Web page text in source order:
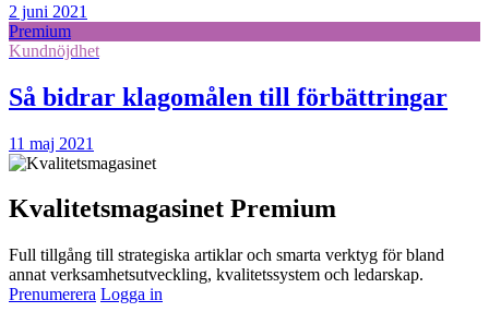
2 juni 2021
Premium
Kundnöjdhet
Så bidrar klagomålen till förbättringar
11 maj 2021
Kvalitetsmagasinet Premium
Full tillgång till strategiska artiklar och smarta verktyg för bland
annat verksamhetsutveckling, kvalitetssystem och ledarskap.
Prenumerera Logga in